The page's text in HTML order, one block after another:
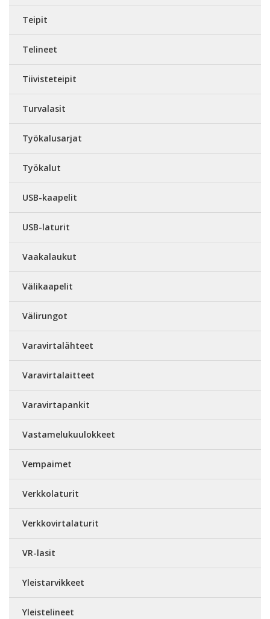
Teipit
Telineet
Tiivisteteipit
Turvalasit
Työkalusarjat
Työkalut
USB-kaapelit
USB-laturit
Vaakalaukut
Välikaapelit
Välirungot
Varavirtalähteet
Varavirtalaitteet
Varavirtapankit
Vastamelukuulokkeet
Vempaimet
Verkkolaturit
Verkkovirtalaturit
VR-lasit
Yleistarvikkeet
Yleistelineet